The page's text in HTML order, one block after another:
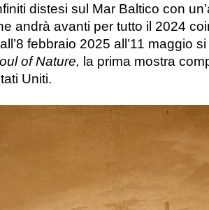
distesi sul Mar Baltico con
andrà avanti per tutto il 2024
febbraio 2025 all’11 maggio
of Nature, la prima mostra
Uniti.